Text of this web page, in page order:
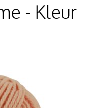
- Kleur